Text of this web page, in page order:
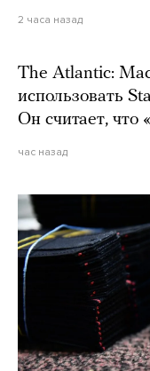
2 часа назад
The Atlantic:
использовать
Он считает, что
час назад